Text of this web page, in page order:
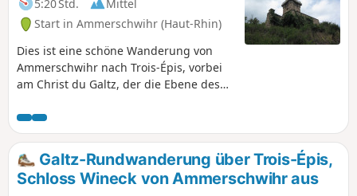
5:20 Std.
Mittel
Start in Ammerschwihr (Haut-Rhin)
Dies ist eine schöne Wanderung von
Ammerschwihr nach Trois-Épis, vorbei
am Christ du Galtz, der die Ebene des
schöne Aussicht auf die Ebene und
entdecken Sie den Ferienort Trois Épis,
der einst ein beliebter Urlaubsort der
Elsässer war und noch heute einige
schöne Villen zu bieten hat.
Galtz-Rundwanderung über Trois-Épis,
Schloss Wineck von Ammerschwihr aus